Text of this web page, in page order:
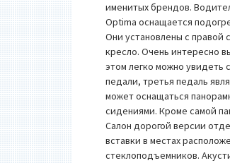
именитых брендов.
Optima оснащается
Они установлены с правой
кресло. Очень интересно
этом легко можно увидеть
педали, третья педаль
может оснащаться
сидениями. Кроме самой
Салон дорогой версии
вставки в местах
стеклоподъемников.